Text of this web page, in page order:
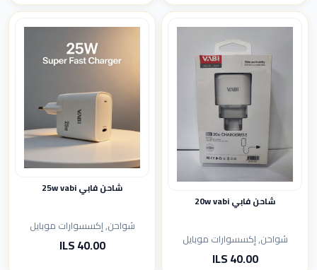
شاحن فابي 20w vabi
شواحن, إكسسوارات موبايل
40.00 ILS
شاحن فابي 25w vabi
شواحن, إكسسوارات موبايل
40.00 ILS